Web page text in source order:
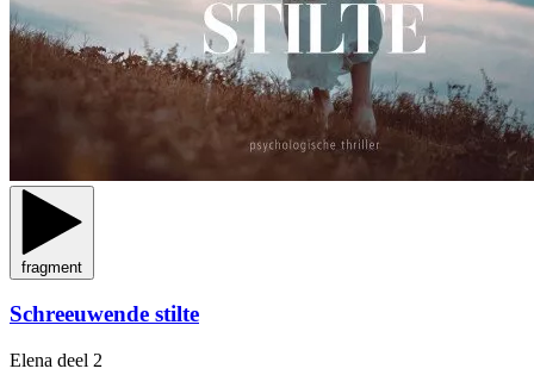
fragment
Schreeuwende stilte
Elena deel 2